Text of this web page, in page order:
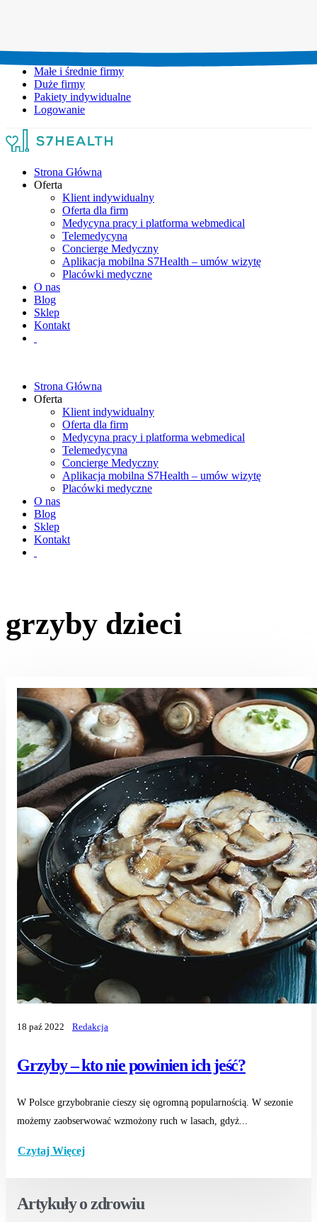
Małe i średnie firmy
Duże firmy
Pakiety indywidualne
Logowanie
Strona Główna
Oferta
Klient indywidualny
Oferta dla firm
Medycyna pracy i platforma webmedical
Telemedycyna
Concierge Medyczny
Aplikacja mobilna S7Health – umów wizytę
Placówki medyczne
O nas
Blog
Sklep
Kontakt
Strona Główna
Oferta
Klient indywidualny
Oferta dla firm
Medycyna pracy i platforma webmedical
Telemedycyna
Concierge Medyczny
Aplikacja mobilna S7Health – umów wizytę
Placówki medyczne
O nas
Blog
Sklep
Kontakt
grzyby dzieci
Grzyby – kto nie powinien ich jeść?
18 paź 2022 Redakcja
W Polsce grzybobranie cieszy się ogromną popularnością. W sezonie
możemy zaobserwować wzmożony ruch w lasach, gdyż...
Czytaj Więcej
Artykuły o zdrowiu